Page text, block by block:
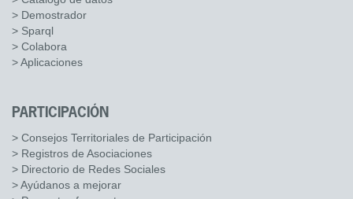
> Demostrador
> Sparql
> Colabora
> Aplicaciones
PARTICIPACIÓN
> Consejos Territoriales de Participación
> Registros de Asociaciones
> Directorio de Redes Sociales
> Ayúdanos a mejorar